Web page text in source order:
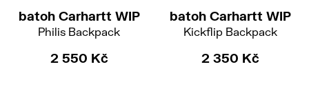
batoh Carhartt WIP
Philis Backpack
2 550 Kč
batoh Carhartt WIP
Kickflip Backpack
2 350 Kč